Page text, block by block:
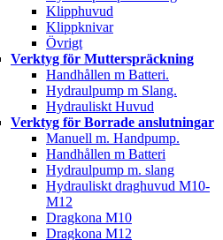
Klipphuvud
Klippknivar
Övrigt
Verktyg för Mutterspräckning
Handhållen m Batteri.
Hydraulpump m Slang.
Hydrauliskt Huvud
Verktyg för Borrade anslutningar
Manuell m. Handpump.
Handhållen m Batteri
Hydraulpump m. slang
Hydrauliskt draghuvud M10-
M12
Dragkona M10
Dragkona M12